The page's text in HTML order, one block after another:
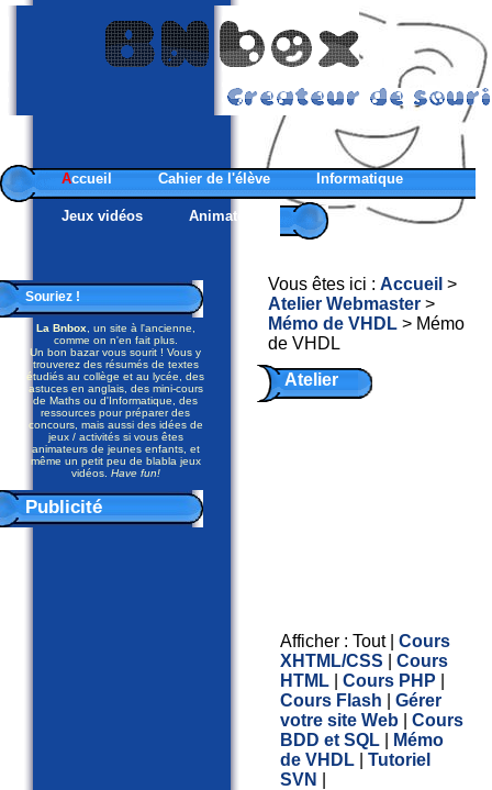
Accueil Cahier de l'élève Informatique
Jeux vidéos Animateurs
Souriez !
La Bnbox , un site à l'ancienne,
comme on n'en fait plus.
Un bon bazar vous sourit ! Vous y
trouverez des résumés de textes
étudiés au collège et au lycée, des
astuces en anglais, des mini-cours
de Maths ou d'Informatique, des
ressources pour préparer des
concours, mais aussi des idées de
jeux / activités si vous êtes
animateurs de jeunes enfants, et
même un petit peu de blabla jeux
vidéos. Have fun!
Publicité
Vous êtes ici :Accueil >
Atelier Webmaster >
Mémo de VHDL > Mémo
de VHDL
Atelier
Afficher :Tout|Cours
XHTML/CSS |Cours
HTML |Cours PHP
Cours Flash |Gérer
votre site Web |Cours
BDD et SQL
Mémo
de VHDL |Tutoriel
SVN